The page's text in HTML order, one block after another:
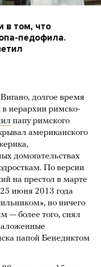
в том, что
педофила.
долгое время
иерархии римско-
папу римского
американского
домогательствах
По версии
на престол в марте
июня 2013 года
но ничего
— более того, снял
папой Бенедиктом